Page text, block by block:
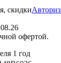
офертой.